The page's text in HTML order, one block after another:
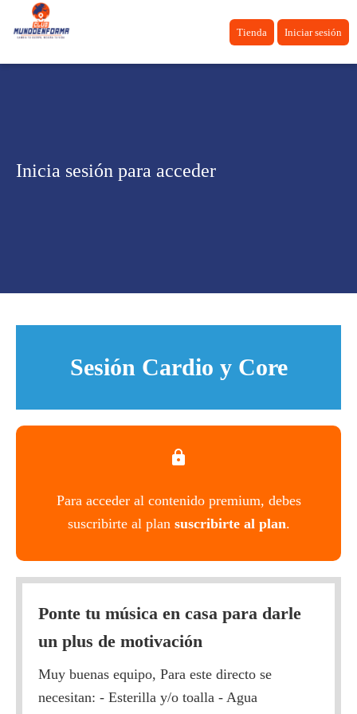
Tienda Iniciar sesión
Inicia sesión para acceder
Sesión Cardio y Core
Para acceder al contenido premium, debes
suscribirte al plan suscribirte al plan.
Ponte tu música en casa para darle
un plus de motivación
Muy buenas equipo, Para este directo se
necesitan: - Esterilla y/o toalla - Agua